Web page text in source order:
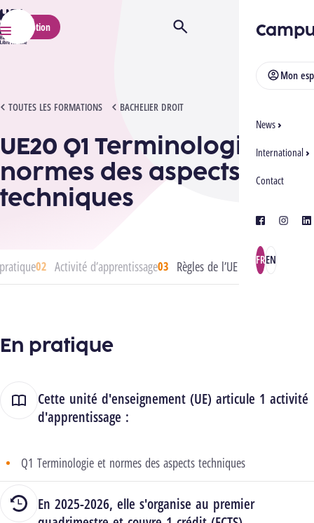
HELMo
Menu
Mon
News
International
Contact
facebook
FREN
Inscription Ouvrir/Fermer la recherche
TOUTES LES FORMATIONS BACHELIER DROIT
UE20 Q1 TERMINOLOGIE ET NORMES DES ASPECTS TECHNIQUES
UE20 Q1 Terminologie et
normes des aspects
techniques
Activité d’apprentissage Règles de l’UE
En pratique
Cette unité d'enseignement (UE) articule 1 activité
d'apprentissage :
Q1 Terminologie et normes des aspects techniques
En 2025-2026, elle s'organise au premier